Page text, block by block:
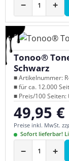
− +
Tonoo®
Schwarz
■ Artikelnummer:
■ für ca. 12.000
■ Preis/100 Seiten:
Regulärer
49,95 €
Preise inkl. MwSt.
Sofort lieferbar!
− +